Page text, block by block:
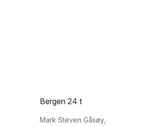
Bergen 24 t
Mark Steven Gåsøy,